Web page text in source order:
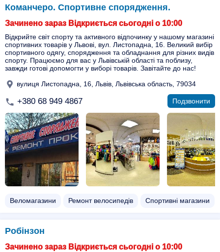
Команчеро. Спортивне спорядження.
Зачинено зараз Відкриється сьогодні о 10:00
Відкрийте світ спорту та активного відпочинку у нашому магазині
спортивних товарів у Львові, вул. Листопадна, 16. Великий вибір
спортивного одягу, спорядження та обладнання для різних видів
спорту. Працюємо для вас у Львівській області та поблизу,
завжди готові допомогти у виборі товарів. Завітайте до нас!
вулиця Листопадна, 16, Львів, Львівська область, 79034
+380 68 949 4867 Подзвонити
Веломагазини Ремонт велосипедів Спортивні магазини
Робінзон
Зачинено зараз Відкриється сьогодні о 10:00